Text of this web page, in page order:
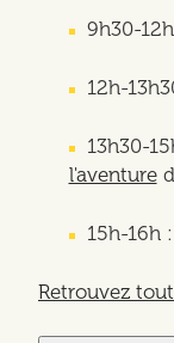
9h30-
12h-
13h30-
l'aventure
15h-16h
Retrouvez